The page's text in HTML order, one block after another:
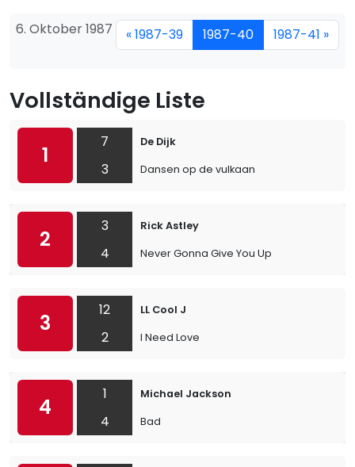
6. Oktober 1987 « 1987-39 1987-40 1987-41 »
Vollständige Liste
1
7
3
De Dijk
Dansen op de vulkaan
2
3
4
Rick Astley
Never Gonna Give You Up
3
12
2
LL Cool J
I Need Love
4
1
4
Michael Jackson
Bad